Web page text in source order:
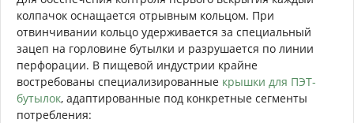
колпачок оснащается отрывным кольцом. При
отвинчивании кольцо удерживается за специальный
зацеп на горловине бутылки и разрушается по линии
перфорации. В пищевой индустрии крайне
востребованы специализированные крышки для ПЭТ-
бутылок, адаптированные под конкретные сегменты
потребления: